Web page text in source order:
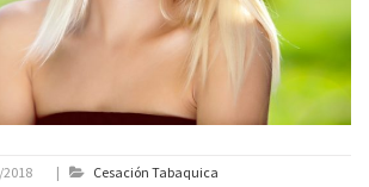
|
Cesación Tabaquica